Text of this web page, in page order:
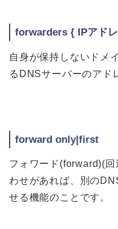
forwarders { IPアド
自身が保持しないドメ
るDNSサーバーのアド
forward only|first
フォワード(forward)(
わせがあれば、別の
せる機能のことです。